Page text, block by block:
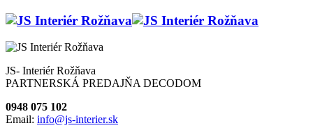
JS- Interiér Rožňava
PARTNERSKÁ PREDAJŇA DECODOM
0948 075 102
Email: info@js-interier.sk